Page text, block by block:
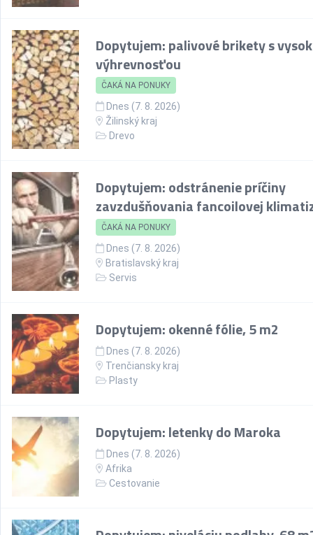
Dopytujem: palivové brikety s
výhrevnosťou
ČAKÁ NA PONUKY
Dnes (7. 8. 2026)
Žilinský kraj
Drevo
Dopytujem: odstránenie príčiny
zavzdušňovania fancoilovej
ČAKÁ NA PONUKY
Dnes (7. 8. 2026)
Bratislavský kraj
Servis
Dopytujem: okenné fólie, 5 m2
Dnes (7. 8. 2026)
Trenčiansky kraj
Plasty
Dopytujem: letenky do Maroka
Dnes (7. 8. 2026)
Afrika
Cestovanie